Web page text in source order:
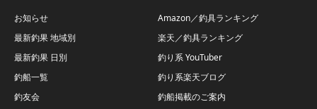
お知らせ
最新釣果 地域別
最新釣果 日別
釣船一覧
釣友会
Amazon／釣具ランキング
楽天／釣具ランキング
釣り系 YouTuber
釣り系楽天ブログ
釣船掲載のご案内